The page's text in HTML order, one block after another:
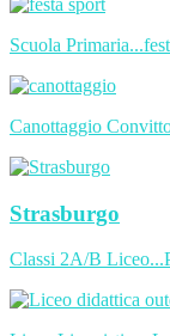
Scuola
Canottaggio
Strasburgo
Classi 2A/B